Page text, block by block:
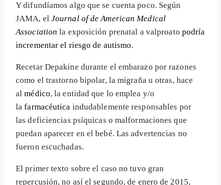
Y difundíamos algo que se cuenta poco. Según
JAMA, elJournal of de American Medical
Association la exposición prenatal a valproato podría
incrementar el riesgo de autismo.
Recetar Depakine durante el embarazo por razones
como el trastorno bipolar, la migraña u otras, hace
almédico, la entidad que lo emplea y/o
lafarmacéutica indudablemente responsables por
las deficiencias psíquicas o malformaciones que
puedan aparecer en el bebé. Las advertencias no
fueron escuchadas.
El primer texto sobre el caso no tuvo gran
repercusión, no así el segundo, de enero de 2015,